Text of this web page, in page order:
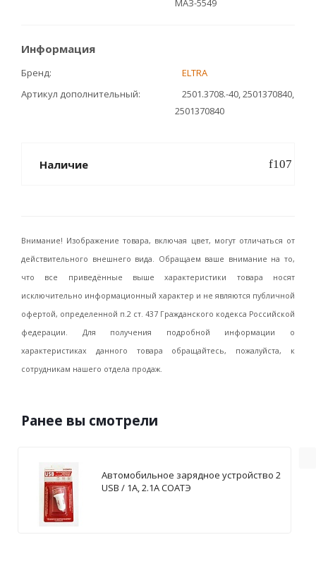
МАЗ-5549
Информация
Бренд
ELTRA
Артикул дополнительный
2501.3708.-40, 2501370840,
2501370840
Наличие
Внимание! Изображение товара, включая цвет, могут отличаться от
действительного внешнего вида. Обращаем ваше внимание на то,
что все приведённые выше характеристики товара носят
исключительно информационный характер и не являются публичной
офертой, определенной п.2 ст. 437 Гражданского кодекса Российской
федерации. Для получения подробной информации о
характеристиках данного товара обращайтесь, пожалуйста, к
сотрудникам нашего отдела продаж.
Ранее вы смотрели
Автомобильное зарядное устройство 2
USB / 1А, 2.1А СОАТЭ